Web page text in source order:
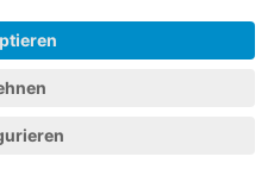
weiterhin die
mit dem Gewichtungsfaktor von
in gleicher Höhe.